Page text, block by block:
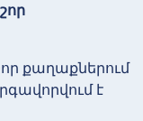
քաղաքներում
է